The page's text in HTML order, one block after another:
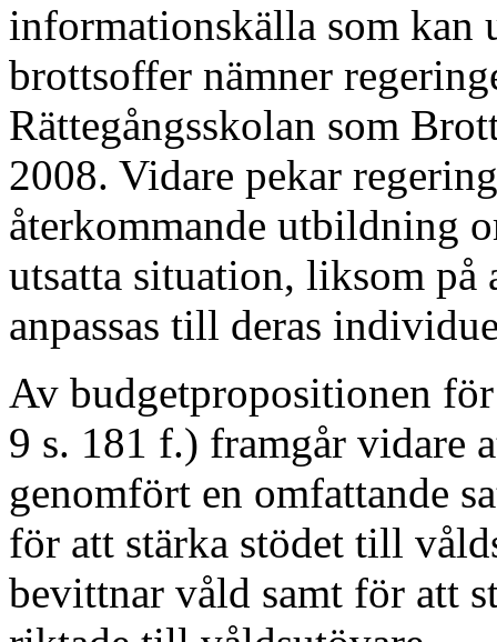
informationskälla som kan
brottsoffer nämner
Rättegångsskolan som
2008. Vidare pekar
återkommande utbildning
utsatta situation, liksom på
anpassas till deras
Av budgetpropositionen
9 s. 181 f.) framgår vidare
genomfört en omfattande
för att stärka stödet till
bevittnar våld samt för att